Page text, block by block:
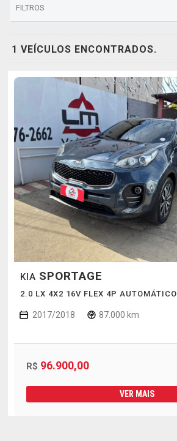
FILTROS
1 VEÍCULOS ENCONTRADOS.
KIA SPORTAGE
2.0 LX 4X2 16V FLEX 4P AUTOMÁTICO
2017/2018 87.000 km
R$ 96.900,00
VER MAIS